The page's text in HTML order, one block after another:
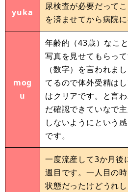
yuka
尿検査が必要だって
を済ませてから病院
mog
u
年齢的（43歳）なこ
写真を見せてもらっ
（数字）を言われま
てるので体外受精は
はクリアです。と言
だ確認できていなで
しないようにという
です。
一度流産して3か月後
週目です。一人目の
状態だったけどうれ